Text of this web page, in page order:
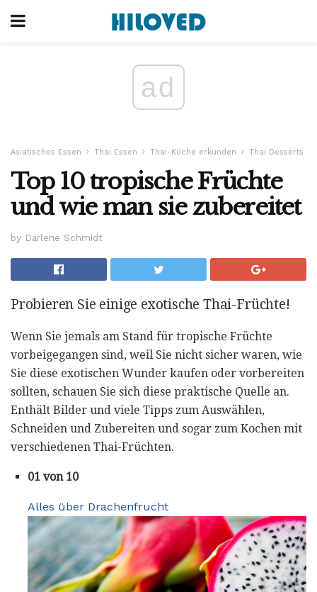
ad
Asiatisches Essen Thai Essen Thai-Küche erkunden Thai Desserts
Top 10 tropische Früchte
und wie man sie zubereitet
by Darlene Schmidt
Probieren Sie einige exotische Thai-Früchte!
Wenn Sie jemals am Stand für tropische Früchte
vorbeigegangen sind, weil Sie nicht sicher waren, wie
Sie diese exotischen Wunder kaufen oder vorbereiten
sollten, schauen Sie sich diese praktische Quelle an.
Enthält Bilder und viele Tipps zum Auswählen,
Schneiden und Zubereiten und sogar zum Kochen mit
verschiedenen Thai-Früchten.
01 von 10
Alles über Drachenfrucht